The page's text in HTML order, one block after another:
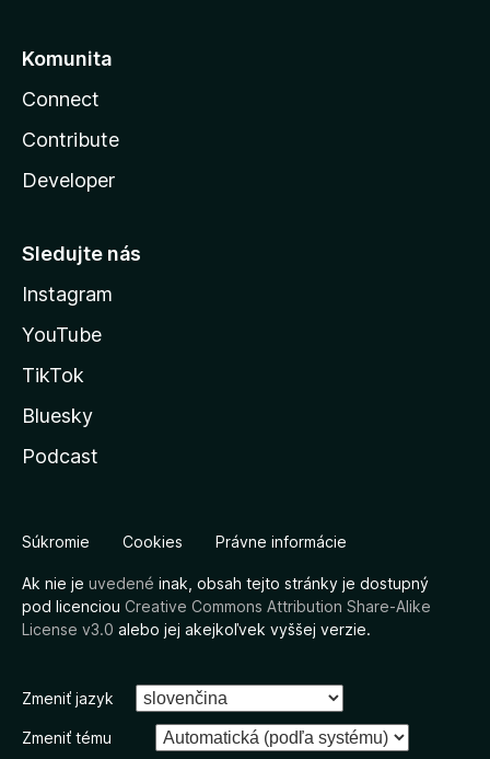
Komunita
Connect
Contribute
Developer
Sledujte nás
Instagram
YouTube
TikTok
Bluesky
Podcast
Súkromie Cookies Právne informácie
Ak nie je uvedené inak, obsah tejto stránky je dostupný
pod licenciou Creative Commons Attribution Share-Alike
License v3.0 alebo jej akejkoľvek vyššej verzie.
Zmeniť jazyk
Zmeniť tému